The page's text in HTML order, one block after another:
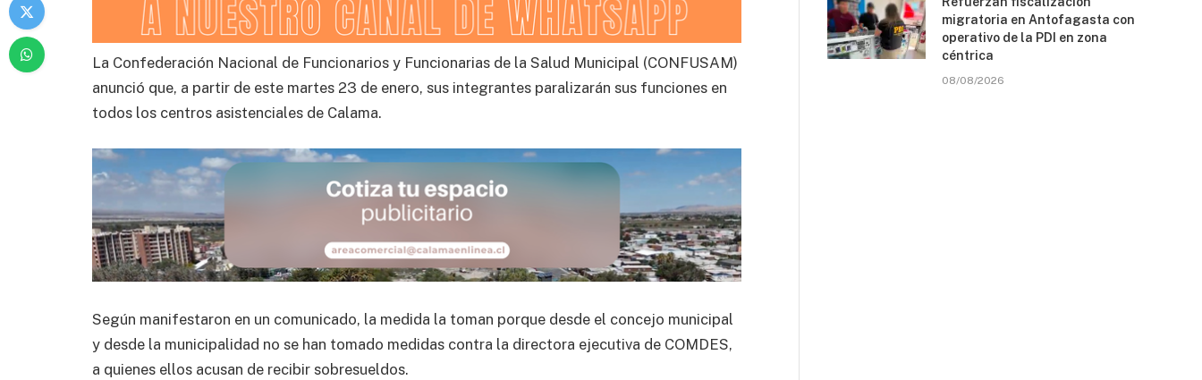
La Confederación Nacional de Funcionarios y Funcionarias de la Salud Municipal (CONFUSAM)
anunció que, a partir de este martes 23 de enero, sus integrantes paralizarán sus funciones en
todos los centros asistenciales de Calama.
Según manifestaron en un comunicado, la medida la toman porque desde el concejo municipal
y desde la municipalidad no se han tomado medidas contra la directora ejecutiva de COMDES,
a quienes ellos acusan de recibir sobresueldos.
migratoria en Antofagasta con
operativo de la PDI en zona
céntrica
08/08/2026